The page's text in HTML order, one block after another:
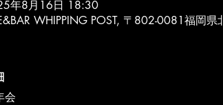
年8月16日 18:30
WHIPPING POST, 〒802-0081福岡
会